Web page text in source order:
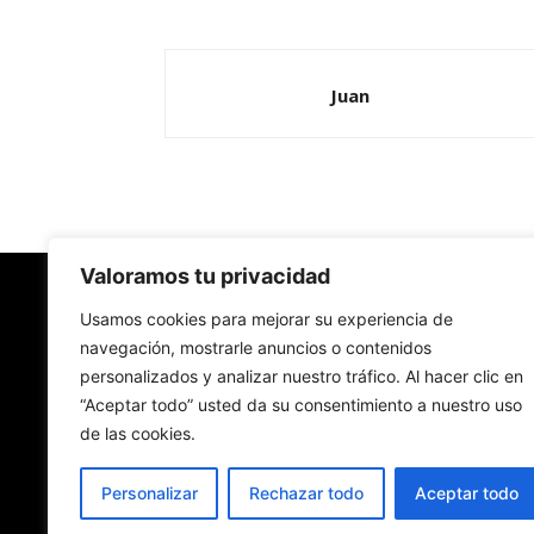
Valoramos tu privacidad
Usamos cookies para mejorar su experiencia de
navegación, mostrarle anuncios o contenidos
personalizados y analizar nuestro tráfico. Al hacer clic en
“Aceptar todo” usted da su consentimiento a nuestro uso
de las cookies.
Personalizar Rechazar todo Aceptar todo
Juan
Redes Cristianas
Una mirada alternativa sobre la Iglesia católica
- Colectivos de Redes Cristianas